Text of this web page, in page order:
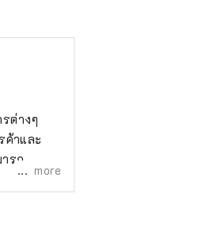
ต่างๆ
ค้าและ
รถ
more